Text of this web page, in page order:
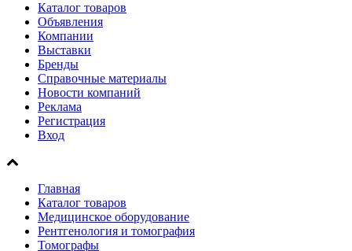
Каталог товаров
Объявления
Компании
Выставки
Бренды
Справочные материалы
Новости компаний
Реклама
Регистрация
Вход
Главная
Каталог товаров
Медицинское оборудование
Рентгенология и томография
Томографы